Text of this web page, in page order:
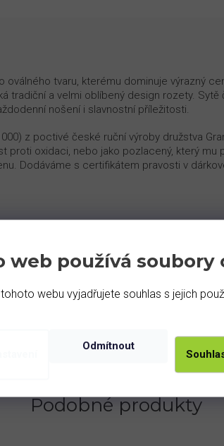
web používá soubory
webu vyjadřujete souhlas s jejich
Odmítnout
tvaru, kterému dominuje výrazný
tradiční a velmi oblíbený design rozety.
nošení i slavnostní příležitosti.
z poctivé české ruční výroby družstva
proti oxidaci, nebo jako pozlacený, který
Dodáváme s certifikátem pravosti v
Podobné produkty